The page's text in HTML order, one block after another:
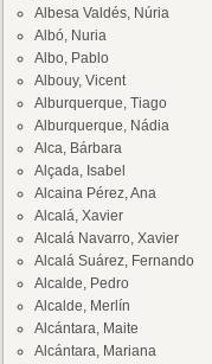
Albesa Valdés, Núria
Albó, Nuria
Albo, Pablo
Albouy, Vicent
Alburquerque, Tiago
Alburquerque, Nádia
Alca, Bárbara
Alçada, Isabel
Alcaina Pérez, Ana
Alcalá, Xavier
Alcalá Navarro, Xavier
Alcalá Suárez, Fernando
Alcalde, Pedro
Alcalde, Merlín
Alcántara, Maite
Alcántara, Mariana